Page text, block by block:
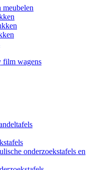
meubelen
film wagens
onderzoekstafels en